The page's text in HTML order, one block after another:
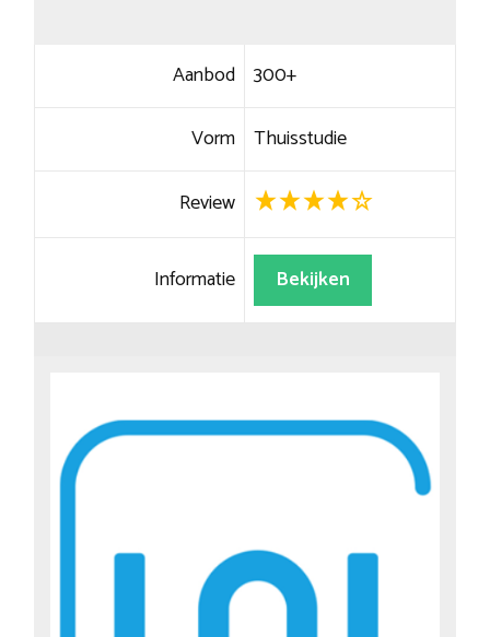
Aanbod 300+
Vorm Thuisstudie
Review
Informatie Bekijken